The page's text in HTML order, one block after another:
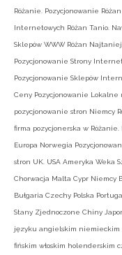
Różanie. Pozycjonowanie
Internetowych Różan Tanio.
Sklepów WWW Różan
Pozycjonowanie Strony
Pozycjonowanie Sklepów
Ceny Pozycjonowanie Lokalne
pozycjonowanie stron Niemcy
firma pozycjonerska w
Europa Norwegia
stron UK. USA Ameryka Weka
Chorwacja Malta Cypr Niemcy
Bułgaria Czechy Polska
Stany Zjednoczone Chiny
języku angielskim niemieckim
fińskim włoskim holenderskim